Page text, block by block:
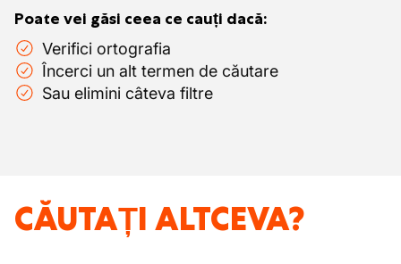
Poate vei găsi ceea ce cauți dacă:
Verifici ortografia
Încerci un alt termen de căutare
Sau elimini câteva filtre
CĂUTAȚI ALTCEVA?